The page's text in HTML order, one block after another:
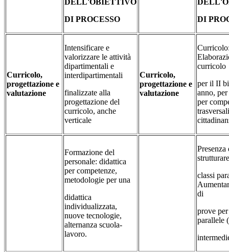
DELL'OBIETTIVO
DI PROCESSO
DI
Curricolo,
progettazione e
valutazione
Intensificare e
valorizzare le attività
dipartimentali e
interdipartimentali
finalizzate alla
progettazione del
curricolo, anche
verticale
Curricolo,
progettazione e
valutazione
curricolo
per il II
anno,
per
Formazione del
personale: didattica
per competenze,
metodologie per una
didattica
individualizzata,
nuove tecnologie,
alternanza scuola-
lavoro.
classi
di
prove
parallele